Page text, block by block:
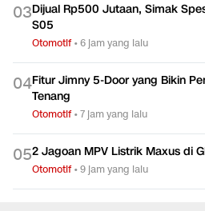
03Dijual Rp500 Jutaan, Simak
S05
Otomotif•6 jam yang lalu
04Fitur Jimny 5-Door yang Bikin
Tenang
Otomotif•7 jam yang lalu
052 Jagoan MPV Listrik Maxus di
Otomotif•9 jam yang lalu